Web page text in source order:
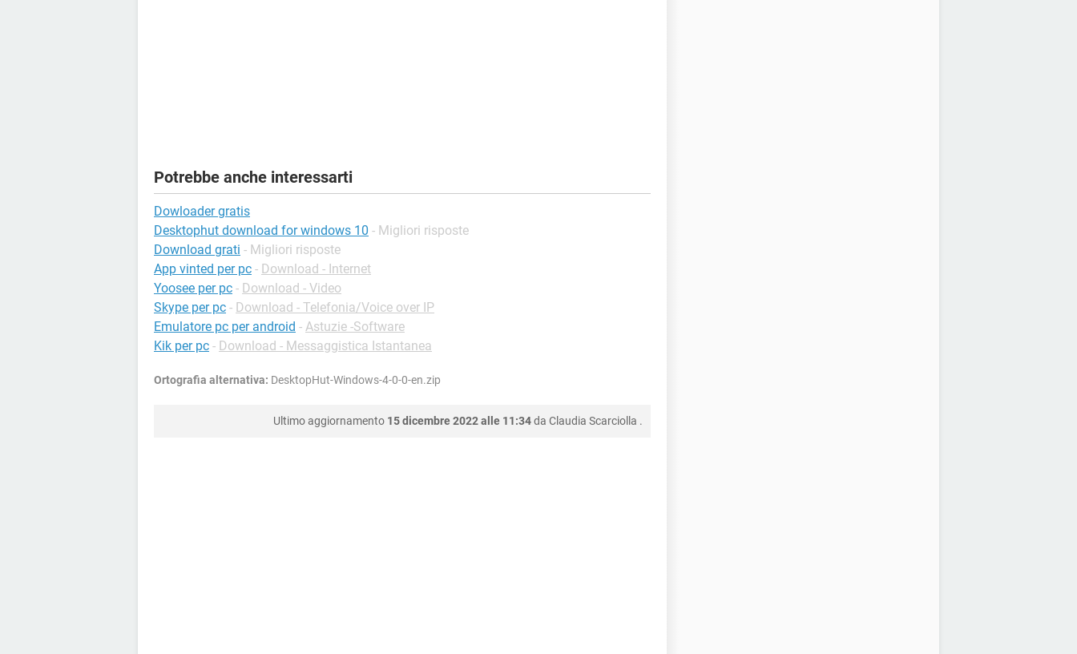
Potrebbe anche interessarti
Dowloader gratis
Desktophut download for windows 10 - Migliori risposte
Download grati - Migliori risposte
App vinted per pc - Download - Internet
Yoosee per pc - Download - Video
Skype per pc - Download - Telefonia/Voice over IP
Emulatore pc per android - Astuzie -Software
Kik per pc - Download - Messaggistica Istantanea
Ortografia alternativa: DesktopHut-Windows-4-0-0-en.zip
Ultimo aggiornamento 15 dicembre 2022 alle 11:34da Claudia Scarciolla .